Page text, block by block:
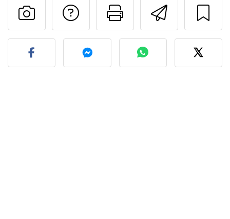
Printează
Adresează o
Postează o poză cu